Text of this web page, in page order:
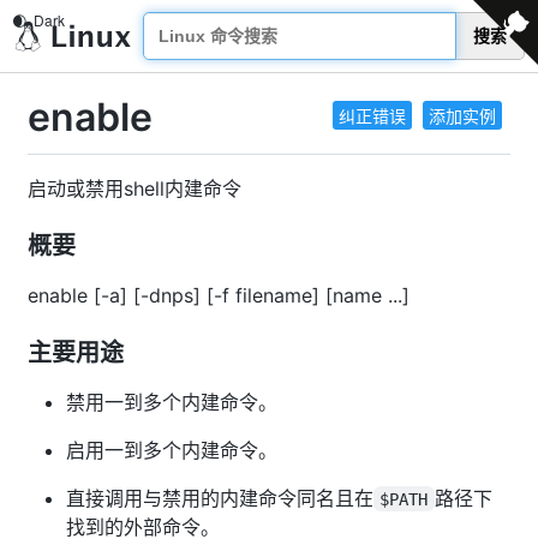
搜索
纠正错误 添加实例
enable
启动或禁用shell内建命令
概要
enable [-a] [-dnps] [-f filename] [name ...]
主要用途
禁用一到多个内建命令。
启用一到多个内建命令。
直接调用与禁用的内建命令同名且在 $PATH 路径下
找到的外部命令。